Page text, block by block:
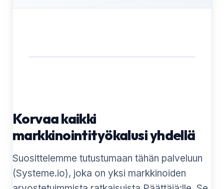
Korvaa kaikki
markkinointityökalusi yhdellä
Suosittelemme tutustumaan tähän palveluun
(Systeme.io), joka on yksi markkinoiden